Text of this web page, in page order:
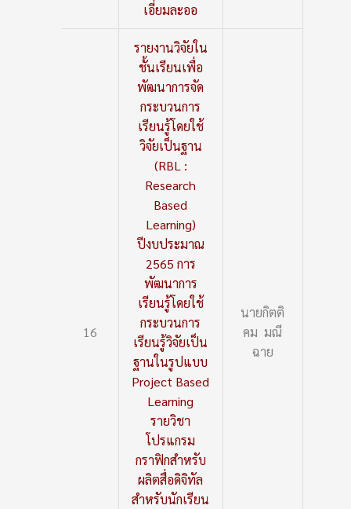
เอี่ยมละออ
16
รายงานวิจัยใน
ชั้นเรียนเพื่อ
พัฒนาการจัด
กระบวนการ
เรียนรู้โดยใช้
วิจัยเป็นฐาน
(RBL :
Research
Based
Learning)
ปีงบประมาณ
2565 การ
พัฒนาการ
เรียนรู้โดยใช้
กระบวนการ
เรียนรู้วิจัยเป็น
ฐานในรูปแบบ
Project Based
Learning
รายวิชา
โปรแกรม
กราฟิกสำหรับ
ผลิตสื่อดิจิทัล
สำหรับนักเรียน
นายกิตติ
คม มณี
ฉาย